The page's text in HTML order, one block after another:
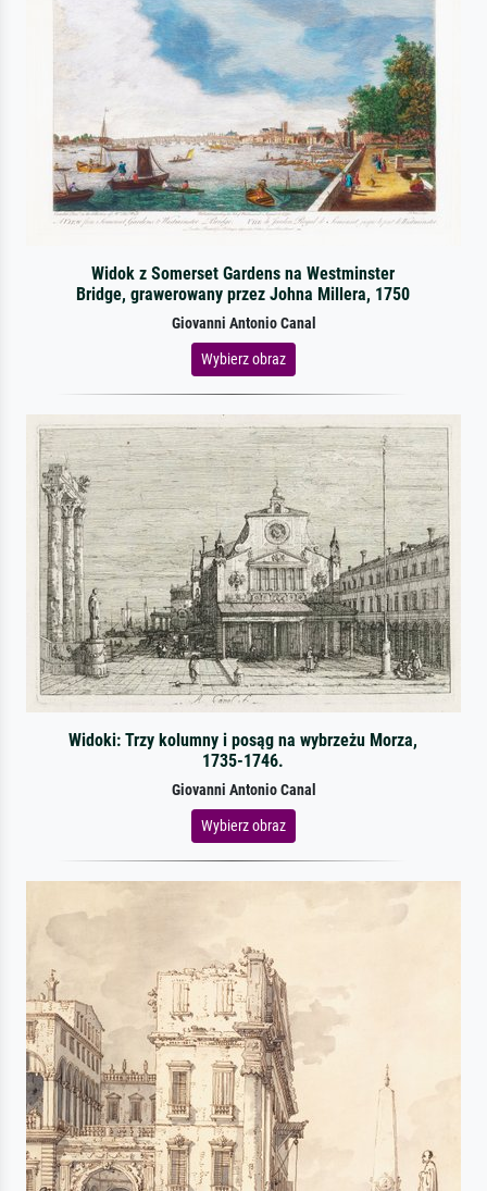
Widok z Somerset Gardens na Westminster
Bridge, grawerowany przez Johna Millera, 1750
Giovanni Antonio Canal
Wybierz obraz
Widoki: Trzy kolumny i posąg na wybrzeżu Morza,
1735-1746.
Giovanni Antonio Canal
Wybierz obraz